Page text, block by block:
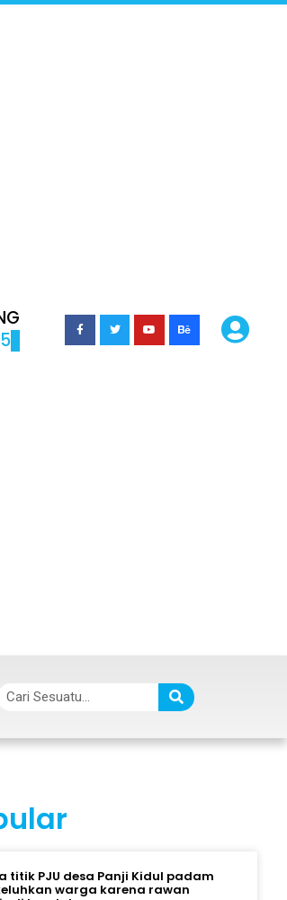
titik PJU desa Panji Kidul padam
warga karena rawan